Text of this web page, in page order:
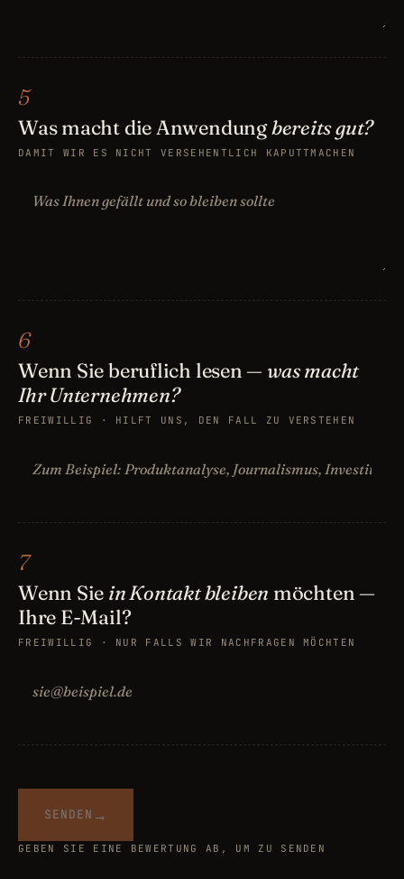
5
Was macht die Anwendungbereits gut?
DAMIT WIR ES NICHT VERSEHENTLICH KAPUTTMACHEN
6
Wenn Sie beruflich lesen — was macht
Ihr Unternehmen?
FREIWILLIG · HILFT UNS, DEN FALL ZU VERSTEHEN
7
Wenn Sie in Kontakt bleiben möchten —
Ihre E-Mail?
FREIWILLIG · NUR FALLS WIR NACHFRAGEN MÖCHTEN
SENDEN →
GEBEN SIE EINE BEWERTUNG AB, UM ZU SENDEN